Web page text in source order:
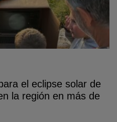
el eclipse solar de
la región en más de